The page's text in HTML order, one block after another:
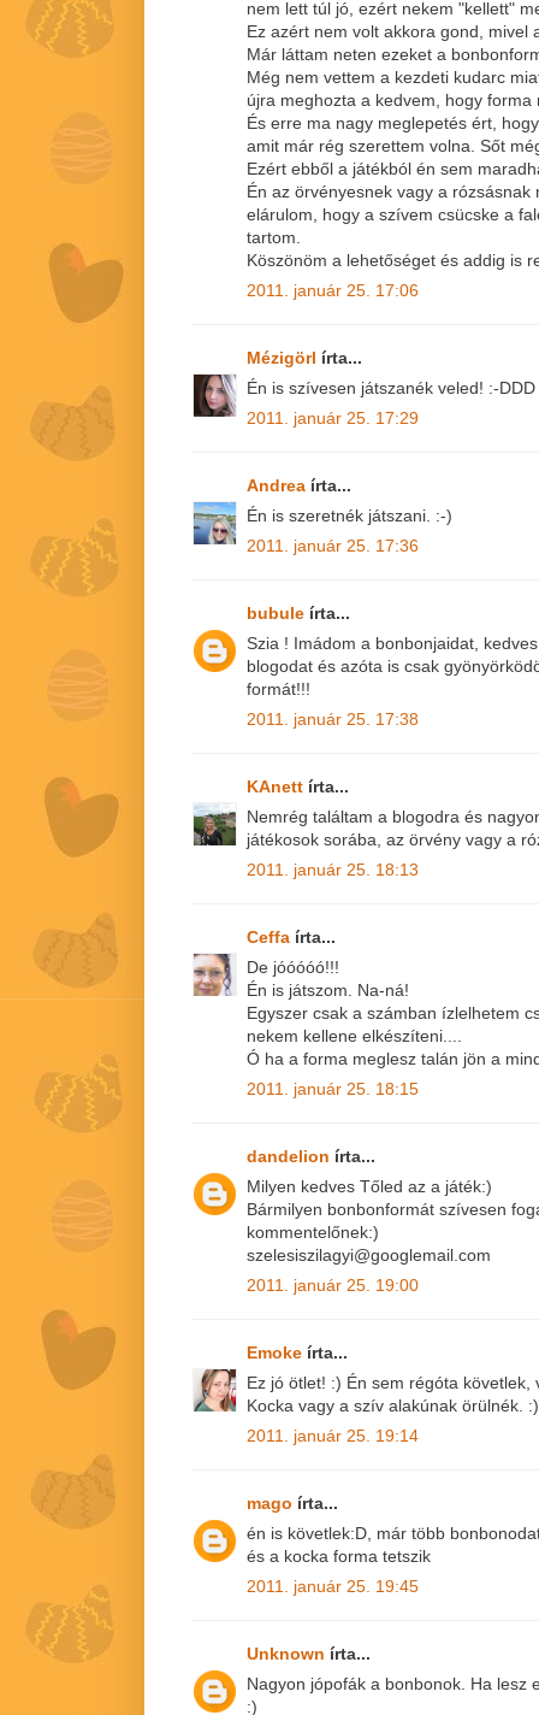
nem lett túl jó, ezért nekem "kellett"
Ez azért nem volt akkora gond, mivel
Már láttam neten ezeket a
Még nem vettem a kezdeti kudarc
újra meghozta a kedvem, hogy
És erre ma nagy meglepetés ért,
amit már rég szerettem volna. Sőt
Ezért ebből a játékból én sem
Én az örvényesnek vagy a
elárulom, hogy a szívem csücske a
tartom.
Köszönöm a lehetőséget és addig is
2011. január 25. 17:06
Mézigörl írta...
Én is szívesen játszanék veled! :-DDD
2011. január 25. 17:29
Andrea írta...
Én is szeretnék játszani. :-)
2011. január 25. 17:36
bubule írta...
Szia ! Imádom a bonbonjaidat,
blogodat és azóta is csak
formát!!!
2011. január 25. 17:38
KAnett írta...
Nemrég találtam a blogodra és
játékosok sorába, az örvény vagy a
2011. január 25. 18:13
Ceffa írta...
De jóóóóó!!!
Én is játszom. Na-ná!
Egyszer csak a számban ízlelhetem
nekem kellene elkészíteni....
Ó ha a forma meglesz talán jön a
2011. január 25. 18:15
dandelion írta...
Milyen kedves Tőled az a játék:)
Bármilyen bonbonformát szívesen
kommentelőnek:)
szelesiszilagyi@googlemail.com
2011. január 25. 19:00
Emoke írta...
Ez jó ötlet! :) Én sem régóta
Kocka vagy a szív alakúnak örülnék. :)
2011. január 25. 19:14
mago írta...
én is követlek:D, már több
és a kocka forma tetszik
2011. január 25. 19:45
Unknown írta...
Nagyon jópofák a bonbonok. Ha lesz
:)